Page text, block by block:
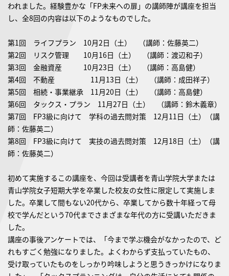
われました。経験豊かな「FP未来への扉」の講師陣が講座を担当
し、全8回の内容は以下のようなものでした。
第1回 ライフプラン 10月2日（土） （講師：佐藤英二）
第2回 リスク管理 10月16日（土） （講師：渡辺和子）
第3回 金融資産 10月23日（土） （講師：高島健）
第4回 不動産 11月13日（土） （講師：成田祥子）
第5回 相続・事業継承 11月20日（土） （講師：高島健）
第6回 タックス・プラン 11月27日（土） （講師：鈴木義章）
第7回 FP3級に向けて 学科の過去問対策 12月11日（土）（講
師：佐藤英二）
第8回 FP3級に向けて 実技の過去問対策 12月18日（土）（講
師：佐藤英二）
初めて実施するこの講座を、今回は受講者を青山学院大学または
青山学院女子短期大学を卒業した校友の女性に限定して実施しま
した。卒業して間もない20代から、卒業してから数十年経って母
校で学んだという70代までさまざまな年代の方に受講いただきま
した。
講座の事後アンケートでは、「今まで学ぶ機会がなかったので、ど
れもすごく勉強になりました。よくわからず支払っていたもの、
受け取っていたものをしっかり吟味しようと思うきっかけになりま